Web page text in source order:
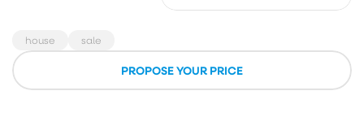
house sale
PROPOSE YOUR PRICE